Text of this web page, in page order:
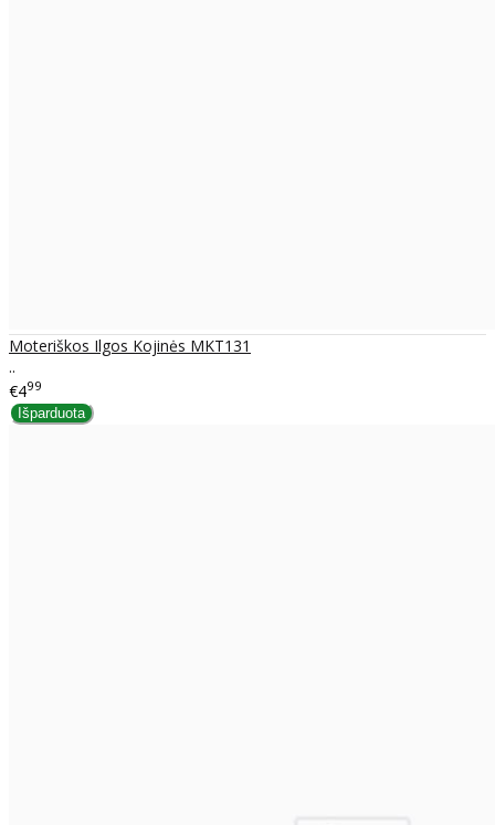
Moteriškos Ilgos Kojinės MKT131
..
€499